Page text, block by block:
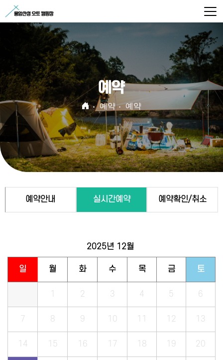
예약
예약 예약
예약안내 실시간예약 예약확인/취소
2025년 12월
일 월 화 수 목 금 토
1 2 3 4 5 6
7 8 9 10 11 12 13
14 15 16 17 18 19 20